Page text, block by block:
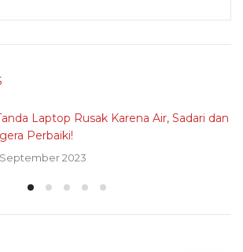
Laptop Rusak Karena Air, Sadari dan
Perbaiki!
2023